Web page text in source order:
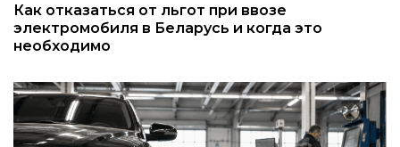
Как отказаться от льгот при ввозе
электромобиля в Беларусь и когда это
необходимо